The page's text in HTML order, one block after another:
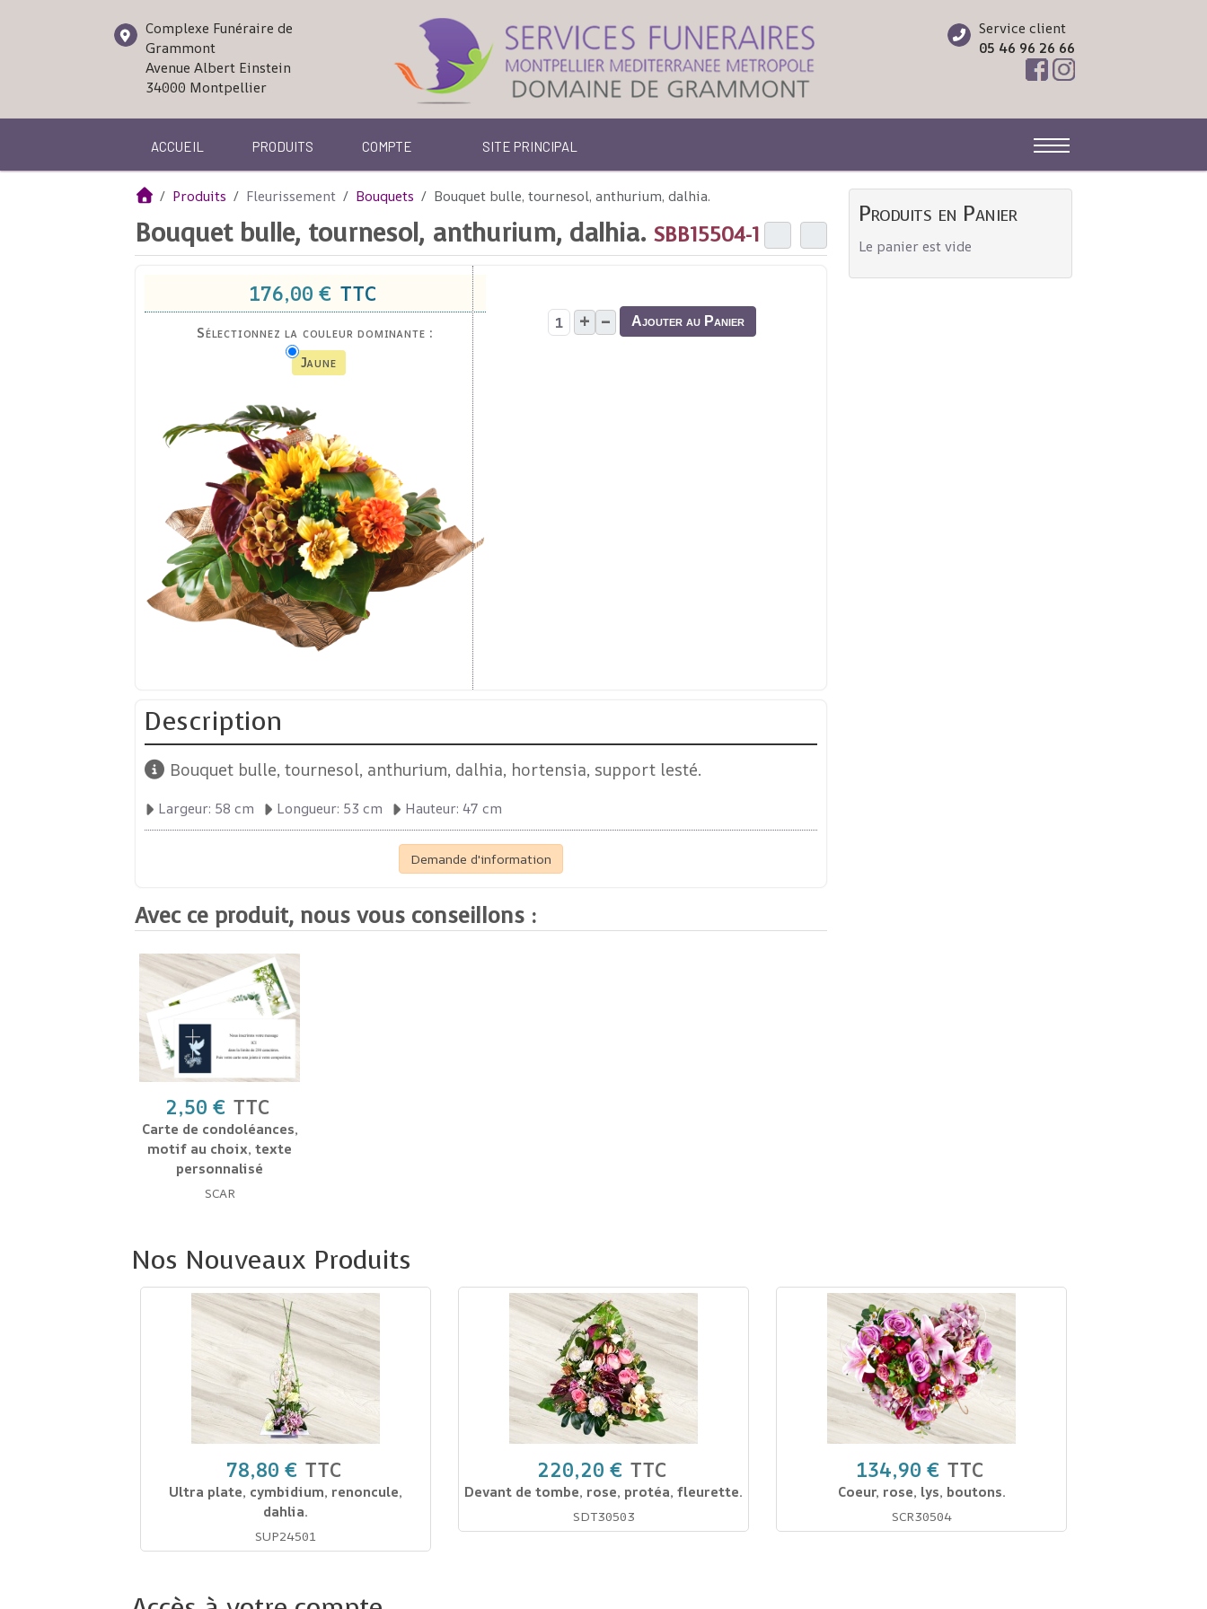
Complexe Funéraire de
Grammont
Avenue Albert Einstein
34000 Montpellier
Service client
05 46 96 26 66
ACCUEIL PRODUITS COMPTE SITE PRINCIPAL Off-Canvas Toggle
Produits Fleurissement Bouquets Bouquet bulle, tournesol, anthurium, dalhia.
Bouquet bulle, tournesol, anthurium, dalhia. SBB15504-1
176,00 € TTC
Sélectionnez la couleur dominante :
Jaune
+ – Ajouter au Panier
Description
Bouquet bulle, tournesol, anthurium, dalhia, hortensia, support lesté.
Largeur: 58 cm Longueur: 53 cm Hauteur: 47 cm
Demande d'information
Avec ce produit, nous vous conseillons :
2,50 € TTC
Carte de condoléances,
motif au choix, texte
personnalisé
SCAR
Produits en Panier
Le panier est vide
Nos Nouveaux Produits
78,80 € TTC
Ultra plate, cymbidium, renoncule,
dahlia.
SUP24501
220,20 € TTC
Devant de tombe, rose, protéa, fleurette.
SDT30503
134,90 € TTC
Coeur, rose, lys, boutons.
SCR30504